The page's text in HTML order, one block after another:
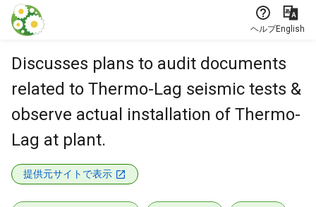
本文に飛ぶ
ヘルプEnglish
Discusses plans to audit documents
related to Thermo-Lag seismic tests &
observe actual installation of Thermo-
Lag at plant.
提供元サイトで表示